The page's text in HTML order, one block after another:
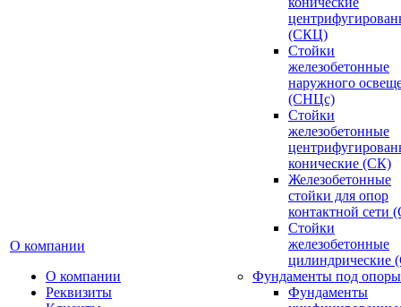
О компании
О компании
Реквизиты
(СКЦ)
Стойки
железобетонные
наружного
(СНЦс)
Стойки
железобетонные
конические (СК)
Железобетонные
стойки для опор
контактной сети
Стойки
железобетонные
цилиндрические
Фундаменты под опоры
Фундаменты